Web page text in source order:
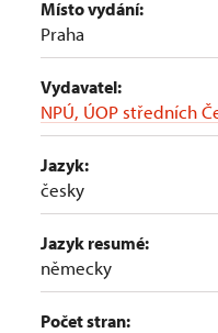
Místo vydání:
Praha
Vydavatel:
NPÚ, ÚOP středních
Jazyk:
česky
Jazyk resumé:
německy
Počet stran: